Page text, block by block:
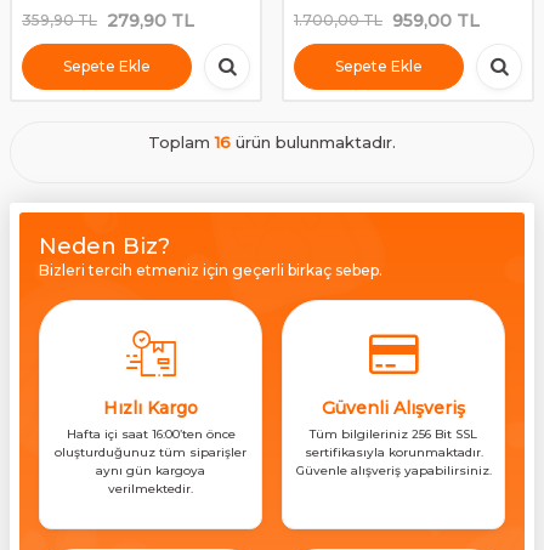
359,90TL 279,90 TL
Sepete Ekle
1.700,00TL 959,00 TL
Sepete Ekle
Toplam16 ürün bulunmaktadır.
Neden Biz?
Bizleri tercih etmeniz için geçerli birkaç sebep.
Hızlı Kargo
Hafta içi saat 16:00’ten önce
oluşturduğunuz tüm siparişler
aynı gün kargoya
verilmektedir.
Güvenli Alışveriş
Tüm bilgileriniz 256 Bit SSL
sertifikasıyla korunmaktadır.
Güvenle alışveriş yapabilirsiniz.